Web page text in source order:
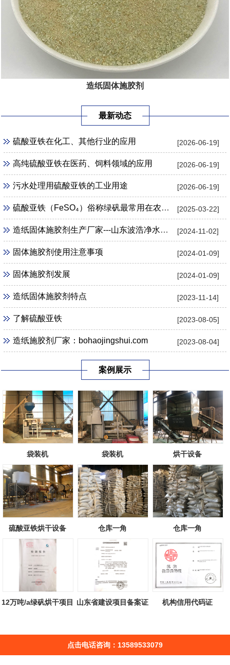
造纸固体施胶剂
最新动态
[2026-06-19]
硫酸亚铁在化工、其他行业的应用
[2026-06-19]
高纯硫酸亚铁在医药、饲料领域的应用
[2026-06-19]
污水处理用硫酸亚铁的工业用途
[2025-03-22]
硫酸亚铁（FeSO₄）俗称绿矾最常用在农业 、 园艺用途
[2024-11-02]
造纸固体施胶剂生产厂家---山东波浩净水科技公司
[2024-01-09]
固体施胶剂使用注意事项
[2024-01-09]
固体施胶剂发展
[2023-11-14]
造纸固体施胶剂特点
[2023-08-05]
了解硫酸亚铁
[2023-08-04]
造纸施胶剂厂家：bohaojingshui.com
案例展示
袋装机 袋装机 烘干设备
硫酸亚铁烘干设备 仓库一角 仓库一角
12万吨/a绿矾烘干项目
山东省建设项目备案证
机构信用代码证
点击电话咨询：13589533079